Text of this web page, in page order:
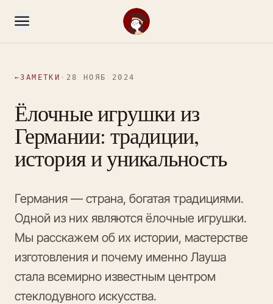
←ЗАМЕТКИ · 28 НОЯБ 2024
Ёлочные игрушки из
Германии: традиции,
история и уникальность
Германия — страна, богатая традициями.
Одной из них являются ёлочные игрушки.
Мы расскажем об их истории, мастерстве
изготовления и почему именно Лауша
стала всемирно известным центром
стеклодувного искусства.